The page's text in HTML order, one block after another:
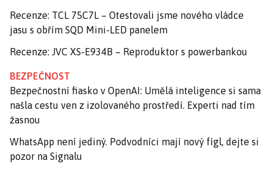
Recenze: TCL 75C7L – Otestovali jsme nového vládce
jasu s obřím SQD Mini-LED panelem
Recenze: JVC XS-E934B – Reproduktor s powerbankou
BEZPEČNOST
Bezpečnostní fiasko v OpenAI: Umělá inteligence si sama
našla cestu ven z izolovaného prostředí. Experti nad tím
žasnou
WhatsApp není jediný. Podvodníci mají nový fígl, dejte si
pozor na Signalu